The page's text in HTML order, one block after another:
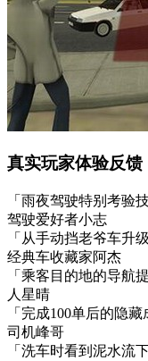
真实玩家体验反馈
「雨夜驾驶特别考
驾驶爱好者小志
「从手动挡老爷车
经典车收藏家阿杰
「乘客目的地的导
人星晴
「完成100单后的隐
司机峰哥
「洗车时看到泥水